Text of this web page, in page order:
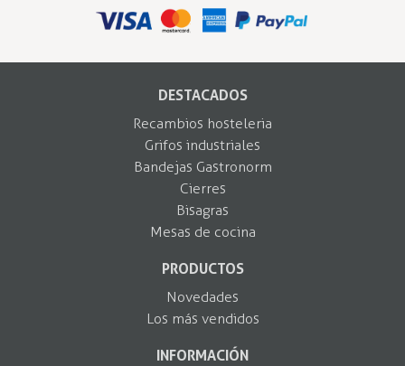
DESTACADOS
Recambios hosteleria
Grifos industriales
Bandejas Gastronorm
Cierres
Bisagras
Mesas de cocina
PRODUCTOS
Novedades
Los más vendidos
INFORMACIÓN